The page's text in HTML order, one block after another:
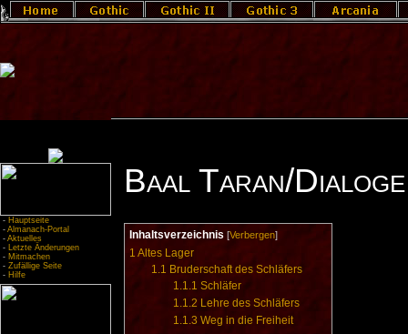
- Hauptseite
- Almanach-Portal
- Aktuelles
- Letzte Änderungen
- Mitmachen
- Zufällige Seite
- Hilfe
Baal Taran/Dialoge
Inhaltsverzeichnis [Verbergen]
1 Altes Lager
1.1 Bruderschaft des Schläfers
1.1.1 Schläfer
1.1.2 Lehre des Schläfers
1.1.3 Weg in die Freiheit